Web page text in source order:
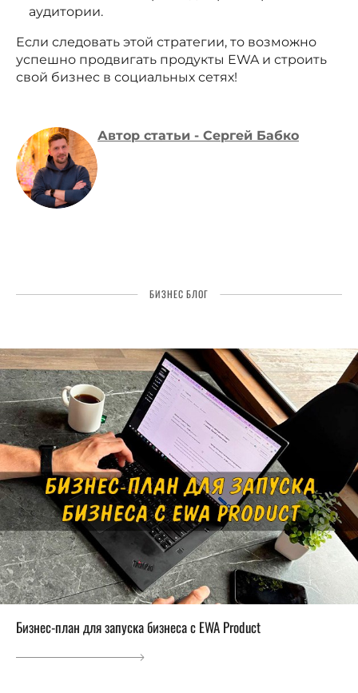
аудитории.
Если следовать этой стратегии, то возможно
успешно продвигать продукты EWA и строить
свой бизнес в социальных сетях!
Автор статьи - Сергей Бабко
БИЗНЕС БЛОГ
Бизнес-план для запуска бизнеса с EWA Product